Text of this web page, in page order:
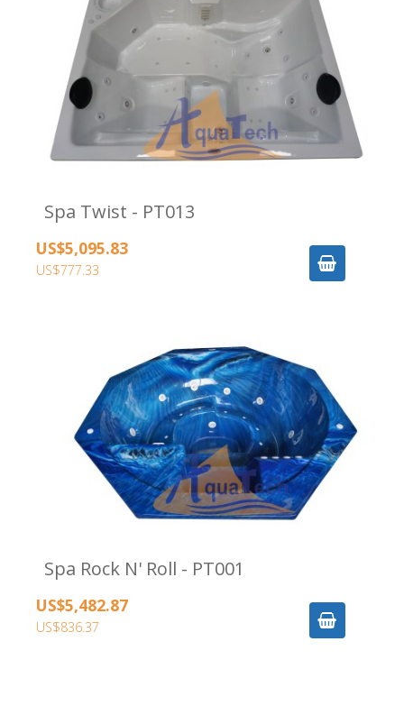
Spa Twist - PT013
US$5,095.83
US$777.33
Spa Rock N' Roll - PT001
US$5,482.87
US$836.37